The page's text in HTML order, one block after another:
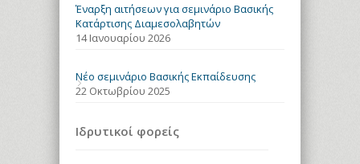
Έναρξη αιτήσεων για σεμινάριο Βασικής
Κατάρτισης Διαμεσολαβητών
14 Ιανουαρίου 2026
Νέο σεμινάριο Βασικής Εκπαίδευσης
22 Οκτωβρίου 2025
Ιδρυτικοί φορείς